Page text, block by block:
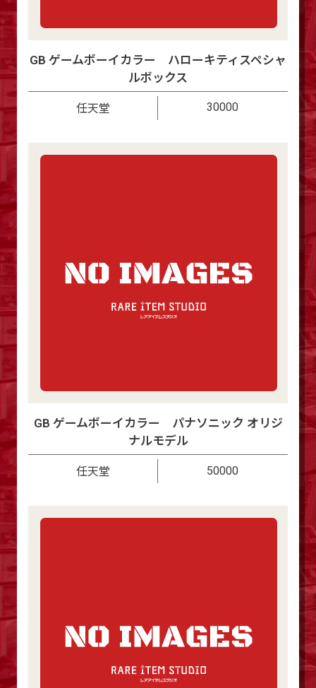
GB ゲームボーイカラー ハローキティスペシャ
ルボックス
任天堂 30000
GB ゲームボーイカラー パナソニック オリジ
ナルモデル
任天堂 50000